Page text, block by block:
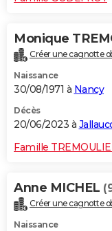
Carte de Noël
Carte Bonne année
Carte Saint-Valentin
Carte Pâques
Carte d'anniversaire
DICTIONNAIRE
Dictionnaire
Biographies
Citations
Expressions
Proverbes
PROGRAMME TV
S'inscrire
Se connecter
Lycées
Collèges
Primaires
Universités
Entreprises
Service militaire
Avis de recherche
AVIS DE DÉCÈS
FORUM
Monique
Créer une cagnotte
Naissance
30/08/1971 à Nancy
Décès
20/06/2023 à
Famille
Anne MICHEL
Créer une cagnotte
Naissance